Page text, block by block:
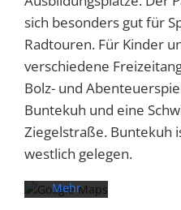
sich besonders gut für
Radtouren. Für Kinder
verschiedene
Bolz- und
Buntekuh und eine
Ziegelstraße. Buntekuh
westlich gelegen.
Mit dem
Laden der
Karte
akzeptieren
Sie die
Datenschutzerklärung
von
Mehr